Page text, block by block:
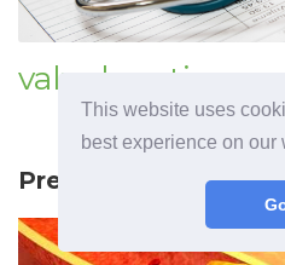
This website uses
best experience on our
valvulopatia
Predchádzajúci